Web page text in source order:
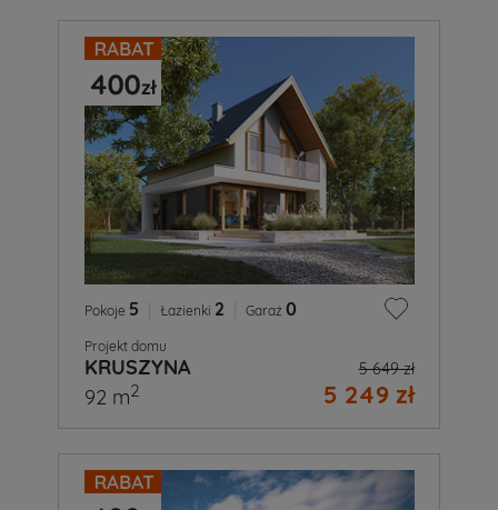
Pokoje 5 Łazienki 2 Garaż 0
Projekt domu
KRUSZYNA 5 649 zł
5 249 zł
92 m2